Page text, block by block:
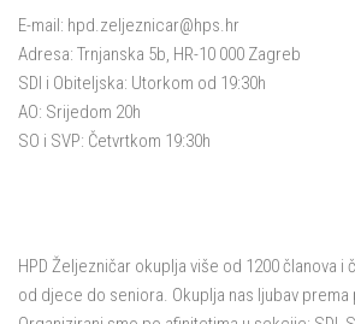
E-mail: hpd.zeljeznicar@hps.hr
Adresa: Trnjanska 5b, HR-10 000 Zagreb
SDI i Obiteljska: Utorkom od 19:30h
AO: Srijedom 20h
SO i SVP: Četvrtkom 19:30h
HPD Željezničar okuplja više od 1200 članova i
od djece do seniora. Okuplja nas ljubav prema